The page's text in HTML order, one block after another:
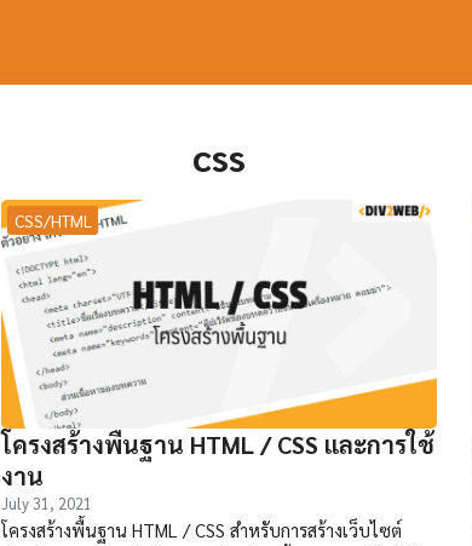
css
CSS/HTML
โครงสร้างพื้นฐาน HTML / CSS และการใช้
งาน
July 31, 2021
โครงสร้างพื้นฐาน HTML / CSS สำหรับการสร้างเว็บไซต์